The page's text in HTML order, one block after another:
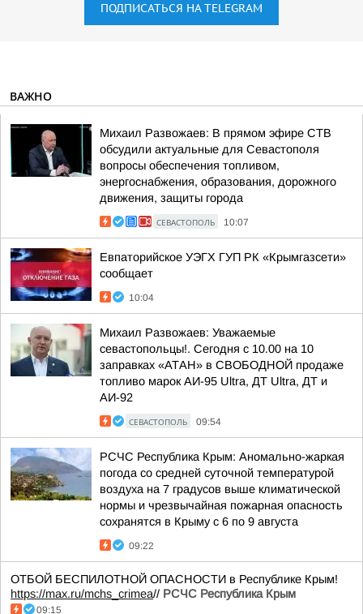
ПОДПИСАТЬСЯ НА TELEGRAM
ВАЖНО
Михаил Развожаев: В прямом эфире СТВ
обсудили актуальные для Севастополя
вопросы обеспечения топливом,
энергоснабжения, образования, дорожного
движения, защиты города
СЕВАСТОПОЛЬ 10:07
Евпаторийское УЭГХ ГУП РК «Крымгазсети»
сообщает
10:04
Михаил Развожаев: Уважаемые
севастопольцы!. Сегодня с 10.00 на 10
заправках «АТАН» в СВОБОДНОЙ продаже
топливо марок АИ-95 Ultra, ДТ Ultra, ДТ и
АИ-92
СЕВАСТОПОЛЬ 09:54
РСЧС Республика Крым: Аномально-жаркая
погода со средней суточной температурой
воздуха на 7 градусов выше климатической
нормы и чрезвычайная пожарная опасность
сохранятся в Крыму с 6 по 9 августа
09:22
ОТБОЙ БЕСПИЛОТНОЙ ОПАСНОСТИ в Республике Крым!
https://max.ru/mchs_crimea// РСЧС Республика Крым
09:15